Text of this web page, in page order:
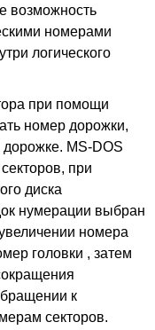
возможность
номерами
логического
при помощи
номер дорожки,
MS-DOS
при
диска
нумерации выбран
номера
головки , затем
к
секторов.